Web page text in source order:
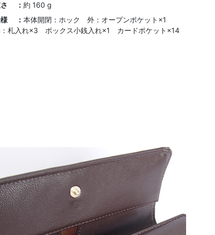
さ ： 約 160 g
様 ： 本体開閉：ホック 外：オープンポケット×1
：札入れ×3 ボックス小銭入れ×1 カードポケット×14